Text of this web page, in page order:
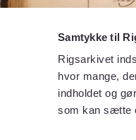
Samtykke til
Rigsarkivet
hvor mange,
indholdet og
som kan sætte